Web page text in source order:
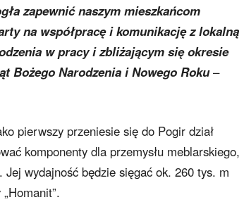
zapewnić naszym mieszkańcom
na współpracę i komunikację z lokalną
w pracy i zbliżającym się okresie
Bożego Narodzenia i Nowego Roku–
pierwszy przeniesie się do Pogir dział
komponenty dla przemysłu meblarskiego,
wydajność będzie sięgać ok. 260 tys. m